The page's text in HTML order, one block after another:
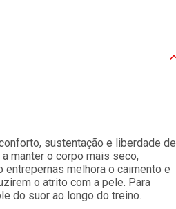
sustentação e liberdade de
manter o corpo mais seco,
melhora o caimento e
o atrito com a pele. Para
do suor ao longo do treino.